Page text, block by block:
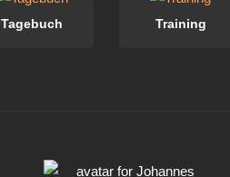
Tagebuch Training